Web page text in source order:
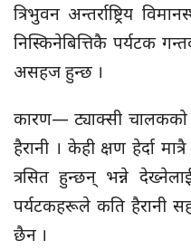
त्रिभुवन अन्तर्राष्ट्रिय
निस्किनेबित्तिकै पर्यटक
असहज हुन्छ ।
कारण— ट्याक्सी चालकको
हैरानी । केही क्षण हेर्दा
त्रसित हुन्छन् भन्ने
पर्यटकहरूले कति हैरानी
छैन ।